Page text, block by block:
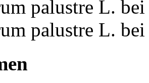
palustre L.
palustre L.